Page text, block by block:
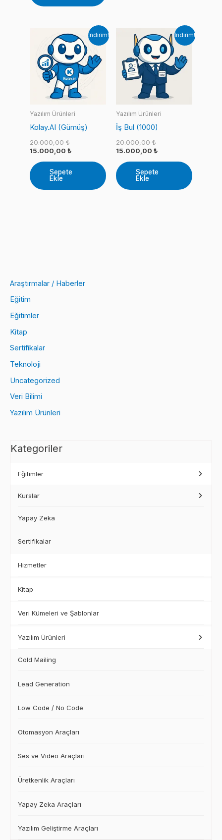
Araştırmalar / Haberler
Eğitim
Eğitimler
Kitap
Sertifikalar
Teknoloji
Uncategorized
Veri Bilimi
Yazılım Ürünleri
Kategoriler
Eğitimler
Kurslar
Yapay Zeka
Sertifikalar
Hizmetler
Kitap
Veri Kümeleri ve Şablonlar
Yazılım Ürünleri
Cold Mailing
Lead Generation
Low Code / No Code
Otomasyon Araçları
Ses ve Video Araçları
Üretkenlik Araçları
Yapay Zeka Araçları
Yazılım Geliştirme Araçları
İndirim!
Yazılım Ürünleri
Kolay.AI (Gümüş)
20.000,00₺Orijinal
fiyat:
15.000,00 ₺Şu
15.000,00 ₺.
Sepete
Ekle
İndirim!
Yazılım Ürünleri
İş Bul (1000)
20.000,00₺Orijinal
fiyat:
15.000,00 ₺Şu
15.000,00 ₺.
Sepete
Ekle